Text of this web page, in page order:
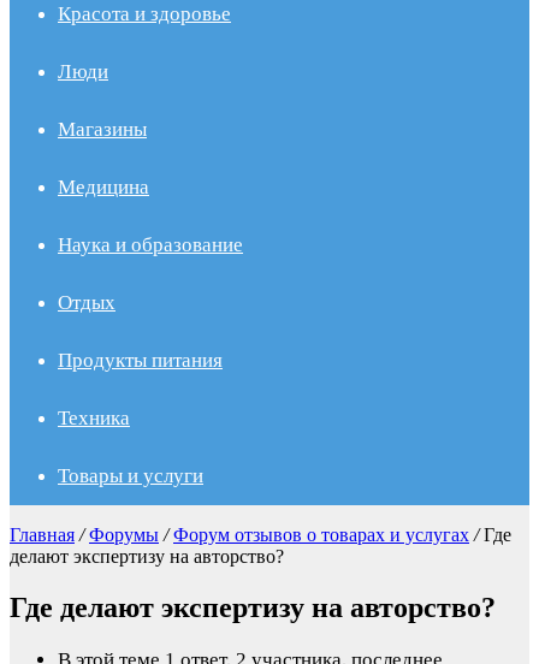
Красота и здоровье
Люди
Магазины
Медицина
Наука и образование
Отдых
Продукты питания
Техника
Товары и услуги
Главная / Форумы / Форум отзывов о товарах и услугах / Где
делают экспертизу на авторство?
Где делают экспертизу на авторство?